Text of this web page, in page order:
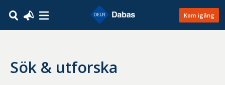
Kom igång
Sök & utforska